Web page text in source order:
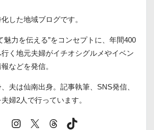
した地域ブログです。
魅力を伝える”をコンセプトに、年間400
く地元夫婦がイチオシグルメやイベン
などを発信。
夫は仙南出身。記事執筆、SNS発信、
婦2人で行っています。